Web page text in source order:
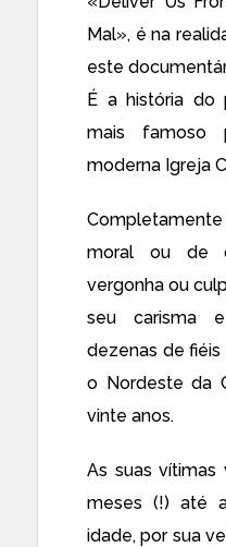
Mal», é na
este
É a história do
mais famoso
moderna Igreja
moral ou de
vergonha ou
seu carisma
dezenas de
o Nordeste da
vinte anos.
As suas
meses (!) até
idade, por sua